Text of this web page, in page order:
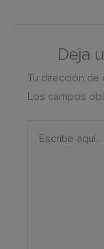
Deja
Tu dirección de
Los campos